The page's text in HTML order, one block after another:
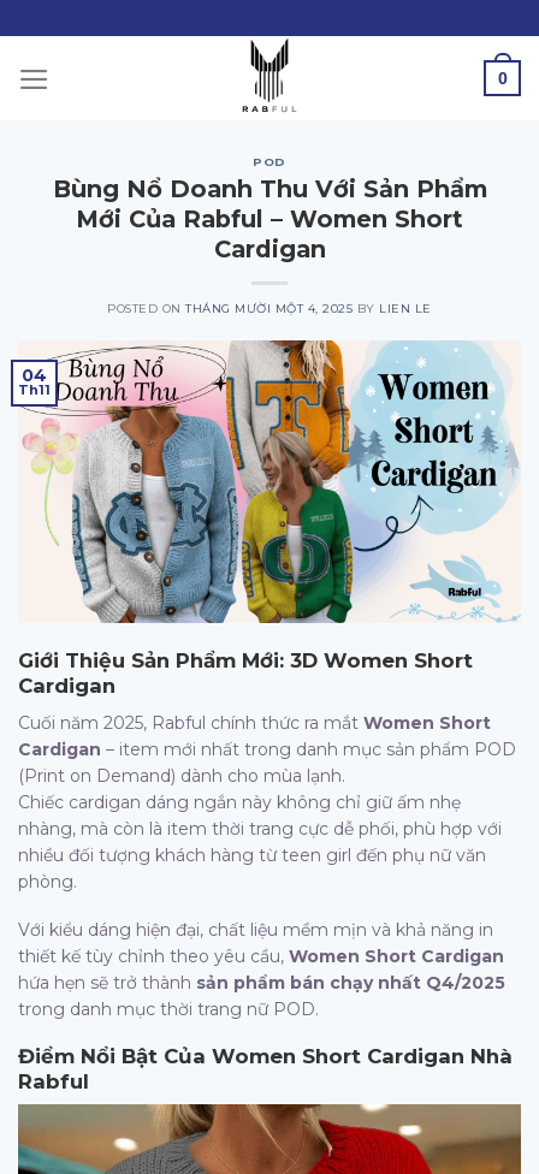
to
content
0
POD
Bùng Nổ Doanh Thu Với Sản Phẩm
Mới Của Rabful – Women Short
Cardigan
POSTED ONTHÁNG MƯỜI MỘT 4, 2025 BY LIEN LE
04
Th11
Giới Thiệu Sản Phẩm Mới: 3D Women Short
Cardigan
Cuối năm 2025, Rabful chính thức ra mắt Women Short
Cardigan – item mới nhất trong danh mục sản phẩm POD
(Print on Demand) dành cho mùa lạnh.
Chiếc cardigan dáng ngắn này không chỉ giữ ấm nhẹ
nhàng, mà còn là item thời trang cực dễ phối, phù hợp với
nhiều đối tượng khách hàng từ teen girl đến phụ nữ văn
phòng.
Với kiểu dáng hiện đại, chất liệu mềm mịn và khả năng in
thiết kế tùy chỉnh theo yêu cầu, Women Short Cardigan
hứa hẹn sẽ trở thành sản phẩm bán chạy nhất Q4/2025
trong danh mục thời trang nữ POD.
Điểm Nổi Bật Của Women Short Cardigan Nhà
Rabful